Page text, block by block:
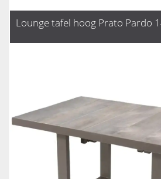
Lounge tafel hoog Prato Pardo